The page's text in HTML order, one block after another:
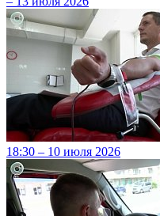
18:30 – 10 июля 2026